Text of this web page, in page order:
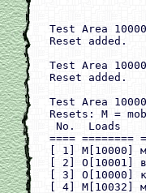
Test Area
Reset added.
Test Area
Reset added.
Test Area
Resets: M =
No.  Loads
==== ========
[ 1]
[ 2] O[10001]
[ 3]
[ 4] M[10032]